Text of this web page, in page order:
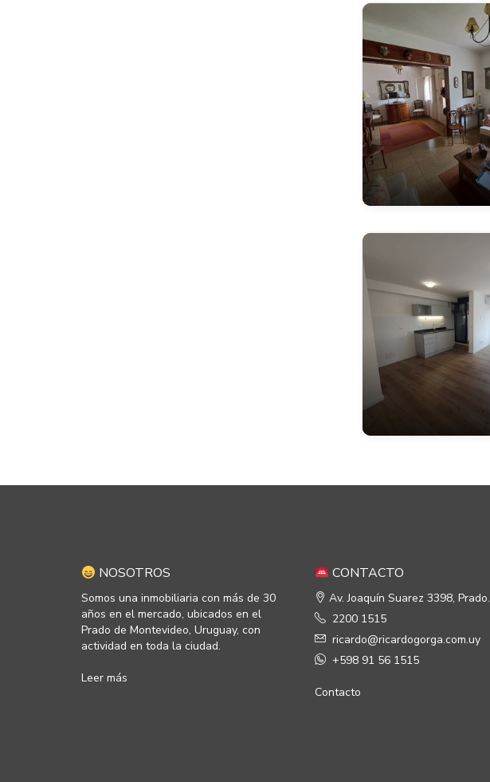
NOSOTROS
Somos una inmobiliaria con más de 30
años en el mercado, ubicados en el
Prado de Montevideo, Uruguay, con
actividad en toda la ciudad.
Leer más
CONTACTO
Av. Joaquín Suarez 3398, Prado.
2200 1515
ricardo@ricardogorga.com.uy
+598 91 56 1515
Contacto